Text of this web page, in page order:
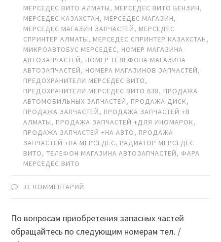
МЕРСЕДЕС ВИТО АЛМАТЫ, МЕРСЕДЕС ВИТО БЕНЗИН,
МЕРСЕДЕС КАЗАХСТАН, МЕРСЕДЕС МАГАЗИН,
МЕРСЕДЕС МАГАЗИН ЗАПЧАСТЕЙ, МЕРСЕДЕС
СПРИНТЕР АЛМАТЫ, МЕРСЕДЕС СПРИНТЕР КАЗАХСТАН,
МИКРОАВТОБУС МЕРСЕДЕС, НОМЕР МАГАЗИНА
АВТОЗАПЧАСТЕЙ, НОМЕР ТЕЛЕФОНА МАГАЗИНА
АВТОЗАПЧАСТЕЙ, НОМЕРА МАГАЗИНОВ ЗАПЧАСТЕЙ,
ПРЕДОХРАНИТЕЛИ МЕРСЕДЕС ВИТО,
ПРЕДОХРАНИТЕЛИ МЕРСЕДЕС ВИТО 638, ПРОДАЖА
АВТОМОБИЛЬНЫХ ЗАПЧАСТЕЙ, ПРОДАЖА ДИСК,
ПРОДАЖА ЗАПЧАСТЕЙ, ПРОДАЖА ЗАПЧАСТЕЙ +В
АЛМАТЫ, ПРОДАЖА ЗАПЧАСТЕЙ +ДЛЯ ИНОМАРОК,
ПРОДАЖА ЗАПЧАСТЕЙ +НА АВТО, ПРОДАЖА
ЗАПЧАСТЕЙ +НА МЕРСЕДЕС, РАДИАТОР МЕРСЕДЕС
ВИТО,ТЕЛЕФОН МАГАЗИНА АВТОЗАПЧАСТЕЙ, ФАРА
МЕРСЕДЕС ВИТО
31 КОММЕНТАРИЙ
По вопросам приобретения запасных частей
обращайтесь по следующим номерам тел. /